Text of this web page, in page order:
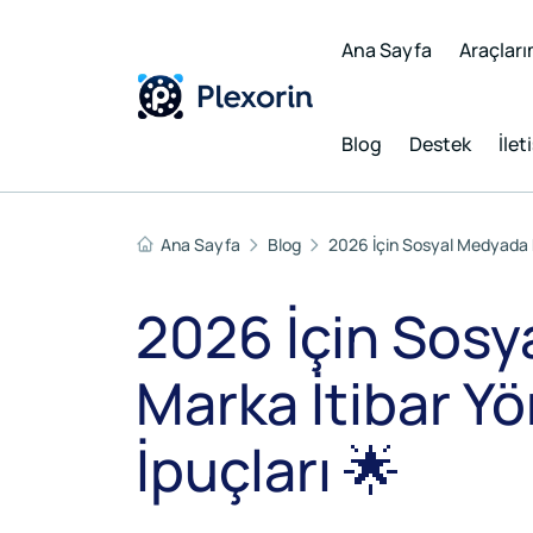
Ana Sayfa
Blog Destek
Ana Sayfa Blog 2026 İçin Sosyal Medyada
2026 İçin
Marka İtibar
İpuçları 🌟